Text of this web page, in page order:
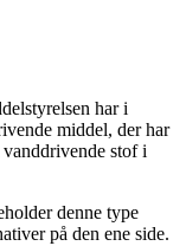
har i
middel, der har
stof i
denne type
på den ene side.